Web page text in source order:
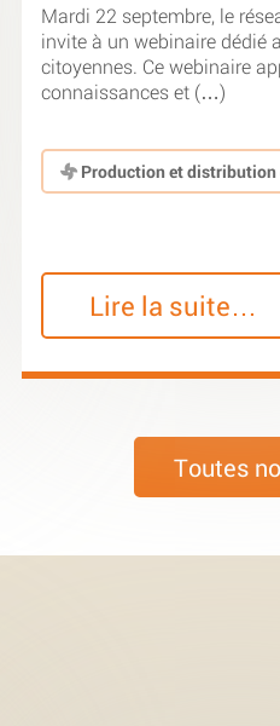
Mardi 22 septembre, le
invite à un webinaire dédié
citoyennes. Ce webinaire
connaissances et (…)
Production et distribution
Lire la suite…
Toutes